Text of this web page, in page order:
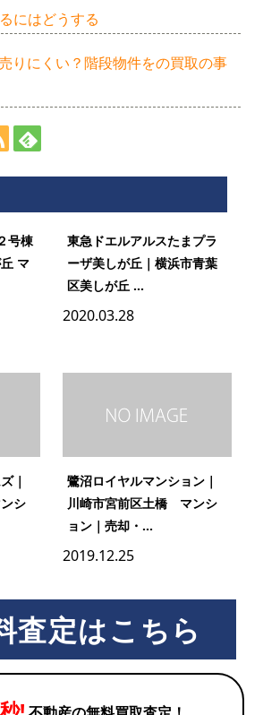
にはどうする
りにくい？階段物件をの買取の事
号棟
マ
東急ドエルアルスたまプラ
ーザ美しが丘｜横浜市青葉
区美しが丘 ...
2020.03.28
｜
シ
鷺沼ロイヤルマンション｜
川崎市宮前区土橋 マンシ
ョン｜売却・...
2019.12.25
査定はこちら